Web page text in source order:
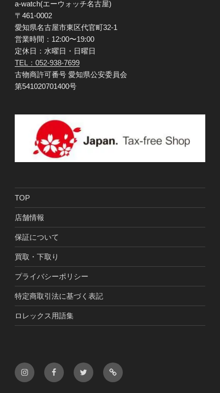
a-watch(エーウォッチ名古屋)
〒461-0002
愛知県名古屋市東区代官町32-1
営業時間：12:00〜19:00
定休日：水曜日・日曜日
TEL：052-938-7699
古物商許可番号 愛知県公安委員会
第541020701400号
TOP
店舗情報
保証について
買取・下取り
プライバシーポリシー
特定商取引法に基づく表記
ロレックス用語集
InstagramFacebookTwitter LINE